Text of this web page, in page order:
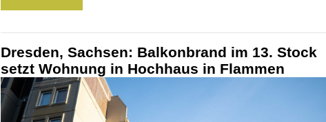
Dresden, Sachsen: Balkonbrand im 13. Stock
setzt Wohnung in Hochhaus in Flammen